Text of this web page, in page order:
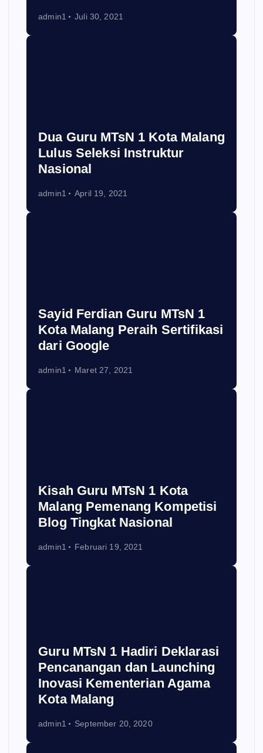
admin1 Juli 30, 2021
Dua Guru MTsN 1 Kota Malang
Lulus Seleksi Instruktur
Nasional
admin1 April 19, 2021
Sayid Ferdian Guru MTsN 1
Kota Malang Peraih Sertifikasi
dari Google
admin1 Maret 27, 2021
Kisah Guru MTsN 1 Kota
Malang Pemenang Kompetisi
Blog Tingkat Nasional
admin1 Februari 19, 2021
Guru MTsN 1 Hadiri Deklarasi
Pencanangan dan Launching
Inovasi Kementerian Agama
Kota Malang
admin1 September 20, 2020